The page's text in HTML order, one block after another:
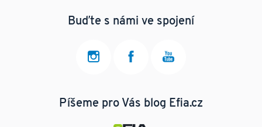
Buďte s námi ve spojení
Píšeme pro Vás blog Efia.cz